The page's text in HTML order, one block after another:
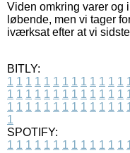
Viden omkring varer og
løbende, men vi tager
iværksat efter at vi
BITLY:
1 1 1 1 1 1 1 1 1 1 1 1 1
1 1 1 1 1 1 1 1 1 1 1 1 1
1 1 1 1 1 1 1 1 1 1 1 1 1
1
SPOTIFY:
1 1 1 1 1 1 1 1 1 1 1 1 1